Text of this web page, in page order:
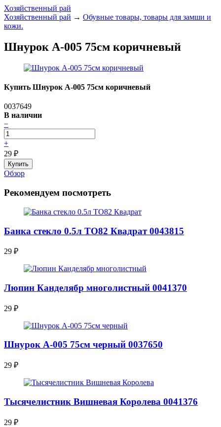
Хозяйственный рай
Хозяйственный рай → Обувные товары, товары для замши и
кожи.
Шнурок А-005 75см коричневый
Купить Шнурок А-005 75см коричневый
0037649
В наличии
−
+
29 ₽
Обзор
Рекомендуем посмотреть
Банка стекло 0.5л ТО82 Квадрат 0043815
29 ₽
Люпин Канделябр многолистный 0041370
29 ₽
Шнурок А-005 75см черный 0037650
29 ₽
Тысячелистник Вишневая Королева 0041376
29 ₽